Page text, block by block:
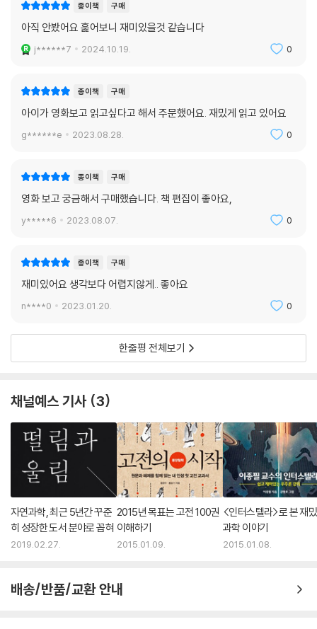
종이책 구매
아직 안봤어요 훑어보니 재미있을것 같습니다
j******7 2024.10.19. 0
종이책 구매
아이가 영화보고 읽고싶다고 해서 주문했어요. 재밌게 읽고 있어요
g******e 2023.08.28. 0
종이책 구매
영화 보고 궁금해서 구매했습니다. 책 편집이 좋아요,
y*****6 2023.08.07. 0
종이책 구매
재미있어요 생각보다 어렵지않게.. 좋아요
n****0 2023.01.20. 0
한줄평 전체보기
채널예스 기사 3
자연과학, 최근 5년간 꾸준
히 성장한 도서 분야로 꼽혀
2019.02.27.
2015년 목표는 고전 100권
이해하기
2015.01.09.
<인터스텔라>로 본 재
과학 이야기
2015.01.08.
배송/반품/교환 안내